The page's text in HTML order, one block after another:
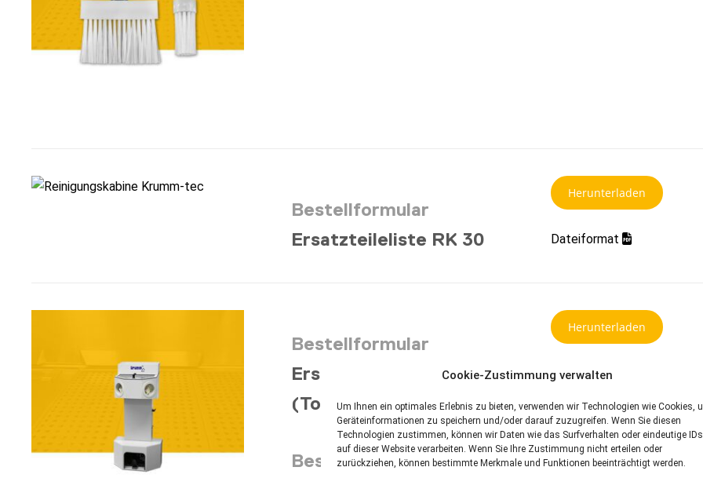
Cookie-Zustimmung verwalten
Um Ihnen ein optimales Erlebnis zu bieten, verwenden wir Technologien wie Cookies,
Geräteinformationen zu speichern und/oder darauf zuzugreifen. Wenn Sie diesen
Technologien zustimmen, können wir Daten wie das Surfverhalten oder eindeutige IDs
auf dieser Website verarbeiten. Wenn Sie Ihre Zustimmung nicht erteilen oder
zurückziehen, können bestimmte Merkmale und Funktionen beeinträchtigt werden.
Bestellformular
Ersatzteileliste RK 30
Herunterladen
Dateiformat
Bestellformular
Ersatzteileliste RK 5
(Top 5)
Bestellformular
Herunterladen
Dateiformat
Herunterladen